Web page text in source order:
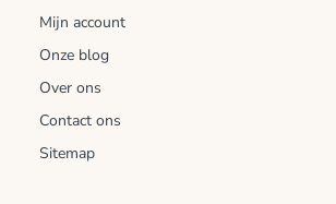
Mijn account
Onze blog
Over ons
Contact ons
Sitemap